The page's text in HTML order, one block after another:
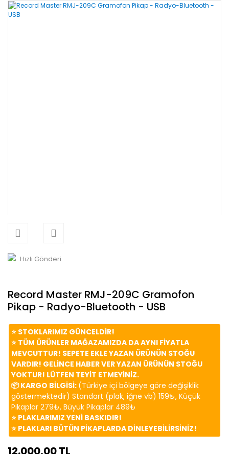
Hızlı Gönderi
Record Master RMJ-209C Gramofon
Pikap - Radyo-Bluetooth - USB
⭐️ STOKLARIMIZ GÜNCELDİR!
⭐️ TÜM ÜRÜNLER MAĞAZAMIZDA DA AYNI FİYATLA
MEVCUTTUR! SEPETE EKLE YAZAN ÜRÜNÜN STOĞU
VARDIR! GELİNCE HABER VER YAZAN ÜRÜNÜN STOĞU
YOKTUR! LÜTFEN TEYİT ETMEYİNİZ.
📦 KARGO BİLGİSİ: (Türkiye içi bölgeye göre değişiklik
göstermektedir) Standart (plak, iğne vb) 159₺, Küçük
Pikaplar 279₺, Büyük Pikaplar 489₺
⭐️ PLAKLARIMIZ YENİ BASKIDIR!
⭐️ PLAKLARI BÜTÜN PİKAPLARDA DİNLEYEBİLİRSİNİZ!
12.000,00 TL